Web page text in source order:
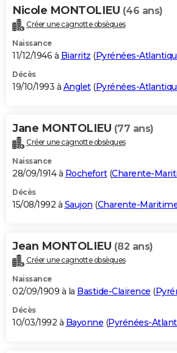
Nicole MONTOLIEU (46 ans)
Créer une cagnotte obsèques
Naissance
11/12/1946 à Biarritz (Pyrénées-
Décès
19/10/1993 à Anglet(Pyrénées-
Jane MONTOLIEU (77 ans)
Créer une cagnotte obsèques
Naissance
28/09/1914 à Rochefort(Charente-
Décès
15/08/1992 à Saujon (Charente-
Jean MONTOLIEU (82 ans)
Créer une cagnotte obsèques
Naissance
02/09/1909 à la Bastide-Clairence (
Décès
10/03/1992 à Bayonne (Pyrénées-